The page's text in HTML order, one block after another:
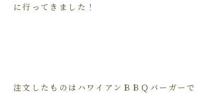
に行ってきました！
注文したものはハワイアンＢＢＱバーガーで